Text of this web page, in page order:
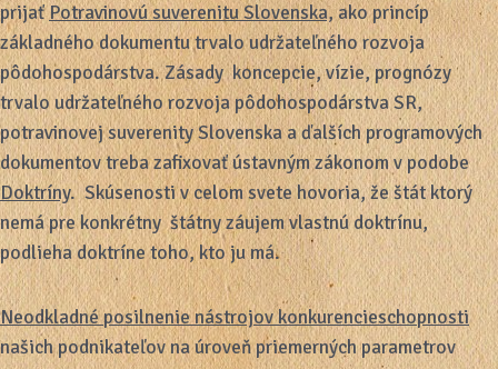
prijaťPotravinovú suverenitu Slovenska,ako princíp
základného dokumentu trvalo udržateľného rozvoja
pôdohospodárstva. Zásady koncepcie, vízie, prognózy
trvalo udržateľného rozvoja pôdohospodárstva SR,
potravinovej suverenity Slovenska a ďalších programových
dokumentov treba zafixovať ústavným zákonom v podobe
Doktríny. Skúsenosti v celom svete hovoria, že štát ktorý
nemá pre konkrétny štátny záujem vlastnú doktrínu,
podlieha doktríne toho, kto ju má.
Neodkladné posilnenie nástrojov konkurencieschopnosti
našich podnikateľov na úroveň priemerných parametrov